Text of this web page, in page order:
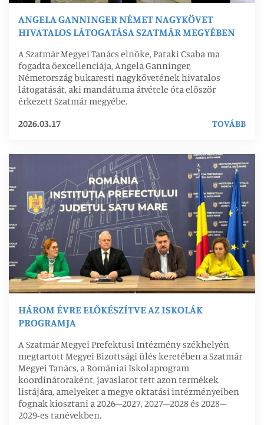
ANGELA GANNINGER NÉMET NAGYKÖVET
HIVATALOS LÁTOGATÁSA SZATMÁR MEGYÉBEN
A Szatmár Megyei Tanács elnöke, Pataki Csaba ma
fogadta őexcellenciája, Angela Ganninger,
Németország bukaresti nagykövetének hivatalos
látogatását, aki mandátuma átvétele óta először
érkezett Szatmár megyébe.
2026.03.17
TOVÁBB
HÁROM ÉVRE ELŐKÉSZÍTVE AZ ISKOLÁK
PROGRAMJA
A Szatmár Megyei Prefektusi Intézmény székhelyén
megtartott Megyei Bizottsági ülés keretében a Szatmár
Megyei Tanács, a Romániai Iskolaprogram
koordinátoraként, javaslatot tett azon termékek
listájára, amelyeket a megye oktatási intézményeiben
fognak kiosztani a 2026–2027, 2027–2028 és 2028–
2029-es tanévekben.